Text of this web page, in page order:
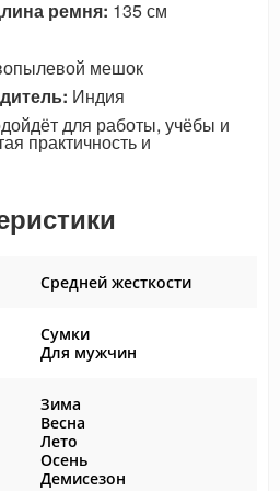
ремня: 135 см
мешок
Индия
для работы, учёбы и
практичность и
Средней жесткости
Сумки
Для мужчин
Зима
Весна
Лето
Осень
Демисезон